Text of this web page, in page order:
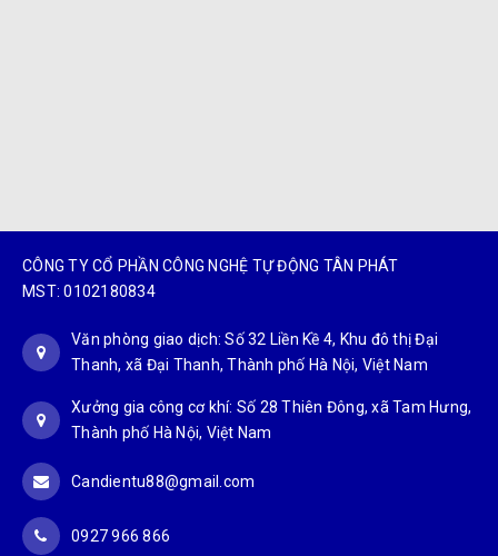
CÔNG TY CỔ PHẦN CÔNG NGHỆ TỰ ĐỘNG TÂN PHÁT
MST: 0102180834
Văn phòng giao dịch: Số 32 Liền Kề 4, Khu đô thị Đại
Thanh, xã Đại Thanh, Thành phố Hà Nội, Việt Nam
Xưởng gia công cơ khí: Số 28 Thiên Đông, xã Tam Hưng,
Thành phố Hà Nội, Việt Nam
Candientu88@gmail.com
0927 966 866